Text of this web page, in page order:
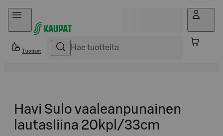
Hyppää sisältöön
Tuotteet
Havi Sulo vaaleanpunainen
lautasliina 20kpl/33cm